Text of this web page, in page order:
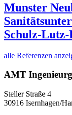
Munster
Schulz-Lutz-
alle Referenzen
AMT
Steller Straße 4
30916 Isernhagen/